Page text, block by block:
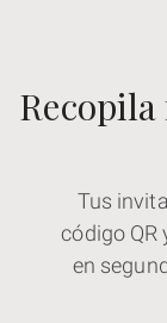
Recopila
Tus
código QR
en